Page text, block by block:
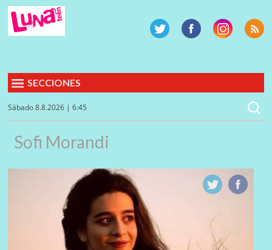
SECCIONES
Sábado 8.8.2026 | 6:45
Sofi Morandi